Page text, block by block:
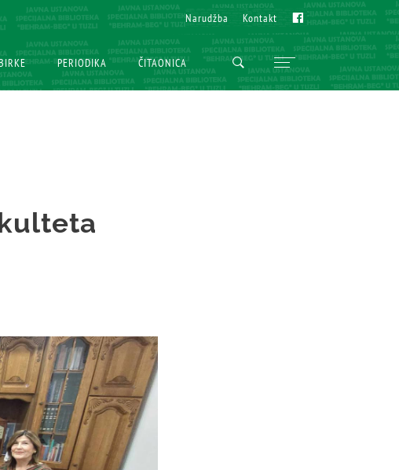
Narudžba
Narudžba Kontakt
Kontakt Fb
Fb
PERIODIKA
PERIODIKA ČITAONICA
ČITAONICA